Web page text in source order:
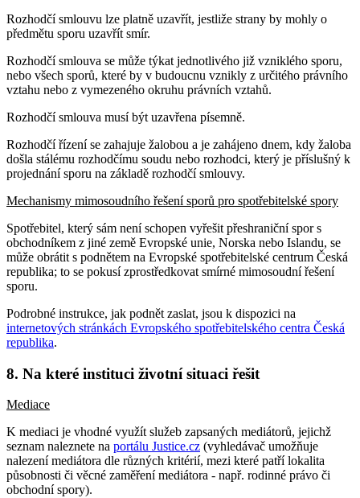
Rozhodčí smlouvu lze platně uzavřít, jestliže strany by mohly o
předmětu sporu uzavřít smír.
Rozhodčí smlouva se může týkat jednotlivého již vzniklého sporu,
nebo všech sporů, které by v budoucnu vznikly z určitého právního
vztahu nebo z vymezeného okruhu právních vztahů.
Rozhodčí smlouva musí být uzavřena písemně.
Rozhodčí řízení se zahajuje žalobou a je zahájeno dnem, kdy žaloba
došla stálému rozhodčímu soudu nebo rozhodci, který je příslušný k
projednání sporu na základě rozhodčí smlouvy.
Mechanismy mimosoudního řešení sporů pro spotřebitelské spory
Spotřebitel, který sám není schopen vyřešit přeshraniční spor s
obchodníkem z jiné země Evropské unie, Norska nebo Islandu, se
může obrátit s podnětem na Evropské spotřebitelské centrum Česká
republika; to se pokusí zprostředkovat smírné mimosoudní řešení
sporu.
Podrobné instrukce, jak podnět zaslat, jsou k dispozici na
internetových stránkách Evropského spotřebitelského centra Česká
republika.
8. Na které instituci životní situaci řešit
Mediace
K mediaci je vhodné využít služeb zapsaných mediátorů, jejichž
seznam naleznete na portálu Justice.cz (vyhledávač umožňuje
nalezení mediátora dle různých kritérií, mezi které patří lokalita
působnosti či věcné zaměření mediátora - např. rodinné právo či
obchodní spory).